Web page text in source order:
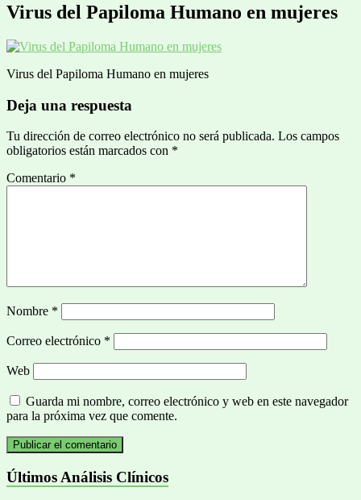
Virus del Papiloma Humano en mujeres
Virus del Papiloma Humano en mujeres
Deja una respuesta
Tu dirección de correo electrónico no será publicada. Los campos
obligatorios están marcados con *
Comentario *
Nombre *
Correo electrónico *
Web
Guarda mi nombre, correo electrónico y web en este navegador
para la próxima vez que comente.
Últimos Análisis Clínicos